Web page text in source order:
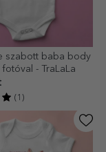
szabott baba body
- TraLaLa
(1)